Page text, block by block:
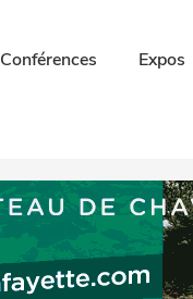
Conférences Expos